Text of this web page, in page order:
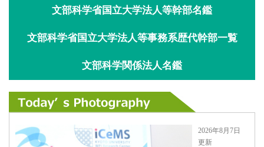
文部科学省国立大学法人等幹部名鑑
文部科学省国立大学法人等事務系歴代幹部一覧
文部科学関係法人名鑑
2026年8月7日
更新